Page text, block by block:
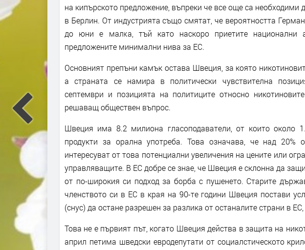
на кипърското предложение, въпреки че все още са необходими
в Берлин. От индустрията също смятат, че вероятността
до юни е малка, тъй като наскоро приетите национални
предложените минимални нива за ЕС.
Основният препъни камък остава Швеция, за която
а страната се намира в политически чувствителна
септември и позицията на политиците относно
решаващ обществен въпрос.
Швеция има 8.2 милиона гласоподаватели, от които около
продукти за орална употреба. Това означава, че над 20%
интересуват от това потенциални увеличения на цените или
управляващите. В ЕС добре се знае, че Швеция е склонна да
от по-широкия си подход за борба с пушенето. Старите
членството си в ЕС в края на 90-те години Швеция постави
(снус) да остане разрешен за разлика от останалите страни в
Това не е първият път, когато Швеция действа в защита на
април петима шведски евродепутати от социалстическото